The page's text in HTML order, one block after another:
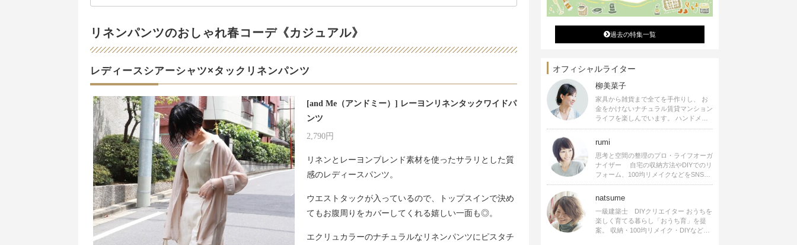
リネンパンツのおしゃれ春コーデ《カジュアル》
レディースシアーシャツ×タックリネンパンツ
[and Me（アンドミー）] レーヨンリネンタックワイドパ
ンツ
2,790円
リネンとレーヨンブレンド素材を使ったサラリとした質
感のレディースパンツ。
ウエストタックが入っているので、トップスインで決め
てもお腹周りをカバーしてくれる嬉しい一面も◎。
エクリュカラーのナチュラルなリネンパンツにピスタチ
過去の特集一覧
オフィシャルライター
柳美菜子
家具から雑貨まで全てを手作りし、 お
金をかけないナチュラル賃貸マンション
ライフを楽しんでいます。 ハンドメイ
ド雑貨やインテリアに関する著書も出
ます。
rumi
思考と空間の整理のプロ・ライフオーガ
ナイザー 自宅の収納方法やDIYでのリ
フォーム、100均リメイクなどをSNSで
公開中。 収納やリメイク、インテリア
シピ提供、店舗プロデュース 2016年９
月に宝島社より【Rumiのおうち時間を
楽しむインテリア】を出版しました。
natsume
一級建築士 DIYクリエイター おうちを
楽しく育てる暮らし「おうち育」を提
案。 収納・100均リメイク・DIYなどお